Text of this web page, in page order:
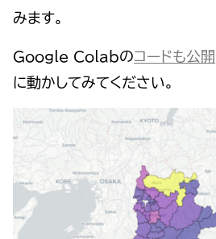
みます。
Google Colabのコードも公開
に動かしてみてください。